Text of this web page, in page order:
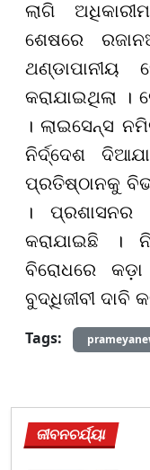
ଲାଗି
ଶେଷରେ
ଥଣ୍ଡାପାନୀୟ
କରାଯାଇଥିଲା ।
। ଲାଇସେନ୍ସ
ନିର୍ଦ୍ଦେଶ
ପ୍ରତିଷ୍ଠାନକୁ
। ପ୍ରଶାସନର
କରାଯାଇଛି ।
ବିରୋଧରେ କଡ଼ା
ବୁଦ୍ଧିଜୀବୀ ଦାବି
Tags:
ଜୀବନଚର୍ଯ୍ୟା